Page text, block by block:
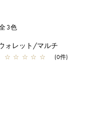
3色
ォレット/マルチ
☆ ☆ ☆ ☆ ☆ (0件)